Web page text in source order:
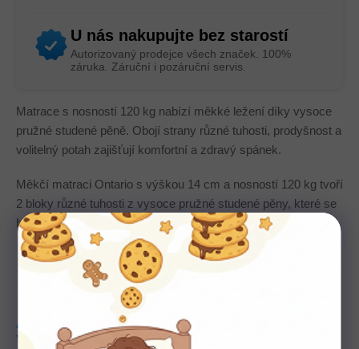
U nás nakupujte bez starostí
Autorizovaný prodejce všech značek. 100%
záruka. Záruční i pozáruční servis.
Matrace s nosností 120 kg nabízí měkké ležení díky vysoce
pružné studené pěně. Obojí strany různé tuhosti, prodyšnost a
volitelný potah zajišťují komfortní a zdravý spánek.
Měkčí matraci Ontario s výškou 14 cm a nosností 120 kg tvoří
2 bloky různé tuhosti z vysoce pružné studené pěny, které se
hřebenovitě spojují do elastického jádra.
4-5
Tuhost